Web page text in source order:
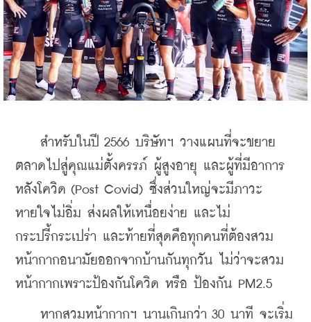
สำหรับในปี 2566 บริษัทฯ วางแผนที่จะขยาย
ตลาดไปสู่คุณแม่ตั้งครรภ์ ผู้สูงอายุ และผู้ที่มีอาการ
หลังโควิด (Post Covid) ซึ่งส่วนใหญ่จะมีภาวะ
หายใจไม่อิ่ม ส่งผลให้เหนื่อยง่าย และไม่
กระปรี้กระเปร่า และท้ายที่สุดคือทุกคนที่ต้องสวม
หน้ากากอนามัยออกจากบ้านกันทุกวัน ไม่ว่าจะสวม
หน้ากากเพราะป้องกันโควิด หรือ ป้องกัน PM2.5
หากสวมหน้ากากฯ นานเกินกว่า 30 นาที จะเริ่ม